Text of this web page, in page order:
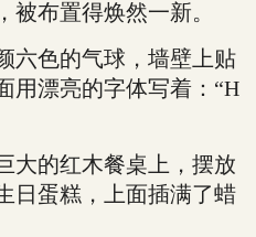
布置得焕然一新。
色的气球，墙壁上贴
用漂亮的字体写着：“H
的红木餐桌上，摆放
日蛋糕，上面插满了蜡